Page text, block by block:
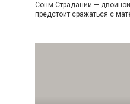
Сонм Страданий —
предстоит сражаться с